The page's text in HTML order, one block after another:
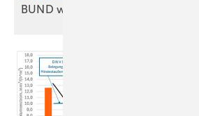
BUND warnt vor neuer